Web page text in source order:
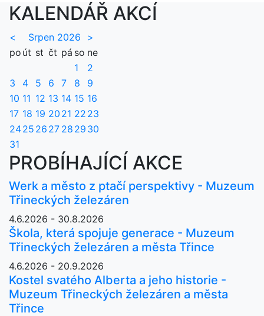
KALENDÁŘ AKCÍ
< Srpen 2026
>
po út st čt pá so ne
1
2
3
4 5 6 7 8
9
10 11 12 13 14 15 16
17 18 19 20 21 22 23
2425 26 27 28 29 30
31
PROBÍHAJÍCÍ AKCE
Werk a město z ptačí perspektivy - Muzeum
Třineckých železáren
4.6.2026 - 30.8.2026
Škola, která spojuje generace - Muzeum
Třineckých železáren a města Třince
4.6.2026 - 20.9.2026
Kostel svatého Alberta a jeho historie -
Muzeum Třineckých železáren a města
Třince